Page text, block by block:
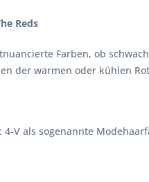
Reds
Farben, ob
der warmen oder kühlen
V als sogenannte